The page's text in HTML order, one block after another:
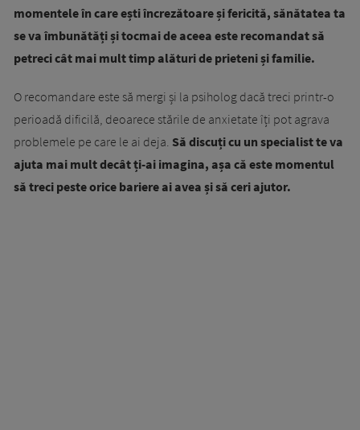
momentele în care ești încrezătoare și fericită, sănătatea ta
se va îmbunătăți și tocmai de aceea este recomandat să
petreci cât mai mult timp alături de prieteni și familie.
O recomandare este să mergi și la psiholog dacă treci printr-o
perioadă dificilă, deoarece stările de anxietate îți pot agrava
problemele pe care le ai deja. Să discuți cu un specialist te va
ajuta mai mult decât ți-ai imagina, așa că este momentul
să treci peste orice bariere ai avea și să ceri ajutor.